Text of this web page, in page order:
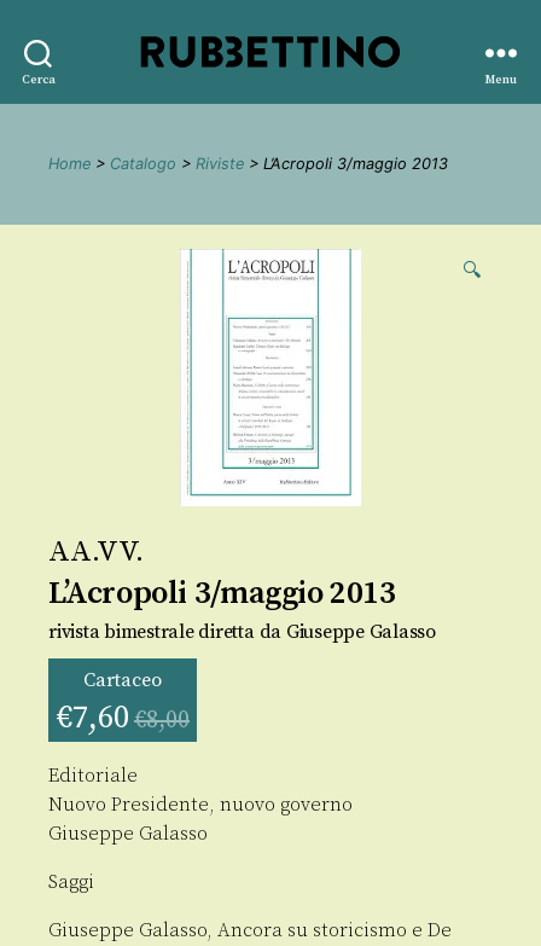
Cerca
editore
Menu
Home > Catalogo > Riviste > L’Acropoli 3/maggio 2013
🔍
AA.VV.
L’Acropoli 3/maggio 2013
rivista bimestrale diretta da Giuseppe Galasso
Cartaceo
€7,60 €8,00
Editoriale
Nuovo Presidente, nuovo governo
Giuseppe Galasso
Saggi
Giuseppe Galasso, Ancora su storicismo e De